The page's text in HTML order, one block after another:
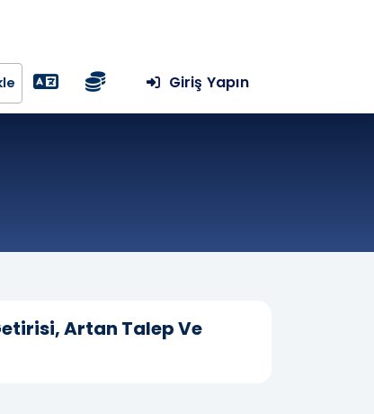
Giriş Yapın
Artan Talep Ve